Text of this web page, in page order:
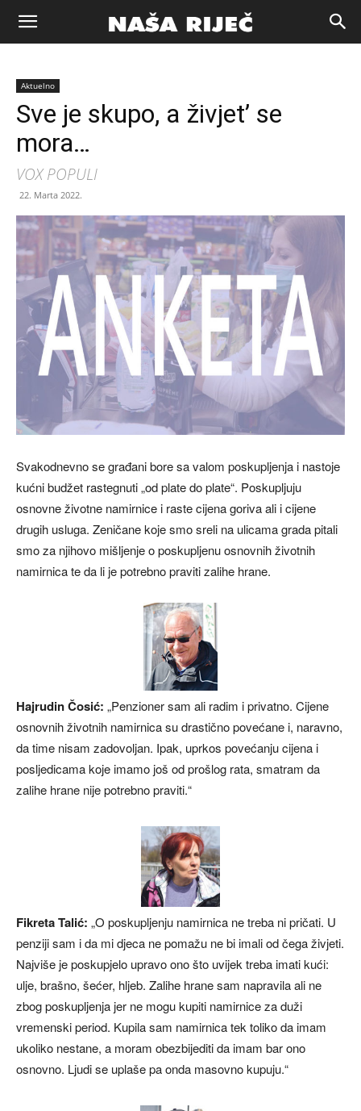
Naša
riječ
Aktuelno
Sve je skupo, a živjet’ se
mora…
VOX POPULI
22. Marta 2022.
Svakodnevno se građani bore sa valom poskupljenja i nastoje
kućni budžet rastegnuti „od plate do plate“. Poskupljuju
osnovne životne namirnice i raste cijena goriva ali i cijene
drugih usluga. Zeničane koje smo sreli na ulicama grada pitali
smo za njihovo mišljenje o poskupljenu osnovnih životnih
namirnica te da li je potrebno praviti zalihe hrane.
Hajrudin Čosić: „Penzioner sam ali radim i privatno. Cijene
osnovnih životnih namirnica su drastično povećane i, naravno,
da time nisam zadovoljan. Ipak, uprkos povećanju cijena i
posljedicama koje imamo još od prošlog rata, smatram da
zalihe hrane nije potrebno praviti.“
Fikreta Talić: „O poskupljenju namirnica ne treba ni pričati. U
penziji sam i da mi djeca ne pomažu ne bi imali od čega živjeti.
Najviše je poskupjelo upravo ono što uvijek treba imati kući:
ulje, brašno, šećer, hljeb. Zalihe hrane sam napravila ali ne
zbog poskupljenja jer ne mogu kupiti namirnice za duži
vremenski period. Kupila sam namirnica tek toliko da imam
ukoliko nestane, a moram obezbijediti da imam bar ono
osnovno. Ljudi se uplaše pa onda masovno kupuju.“